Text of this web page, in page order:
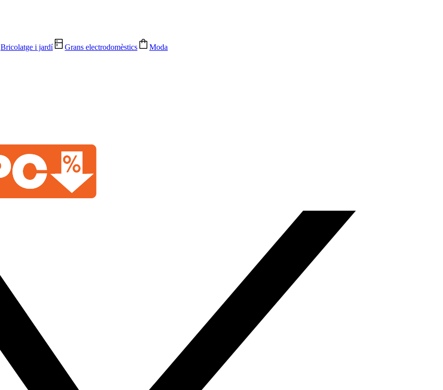
Bricolatge i jardí Grans electrodomèstics Moda